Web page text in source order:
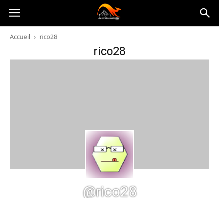
Australia-
australie.com
Accueil rico28
rico28
@rico28